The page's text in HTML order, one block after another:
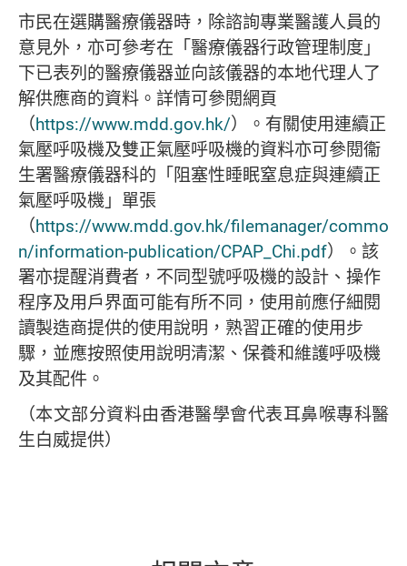
市民在選購醫療儀器時，除諮詢專業醫護人員的
意見外，亦可參考在「醫療儀器行政管理制度」
下已表列的醫療儀器並向該儀器的本地代理人了
解供應商的資料。詳情可參閱網頁
（https://www.mdd.gov.hk/）。有關使用連續正
氣壓呼吸機及雙正氣壓呼吸機的資料亦可參閱衞
生署醫療儀器科的「阻塞性睡眠窒息症與連續正
氣壓呼吸機」單張
（https://www.mdd.gov.hk/filemanager/commo
n/information-publication/CPAP_Chi.pdf）。該
署亦提醒消費者，不同型號呼吸機的設計、操作
程序及用戶界面可能有所不同，使用前應仔細閱
讀製造商提供的使用說明，熟習正確的使用步
驟，並應按照使用說明清潔、保養和維護呼吸機
及其配件。
（本文部分資料由香港醫學會代表耳鼻喉專科醫
生白威提供）